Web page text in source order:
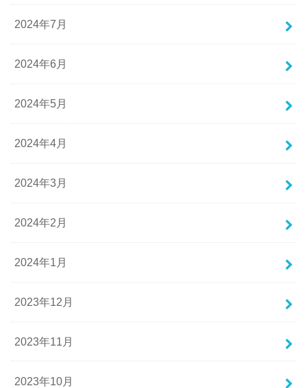
2024年7月
2024年6月
2024年5月
2024年4月
2024年3月
2024年2月
2024年1月
2023年12月
2023年11月
2023年10月